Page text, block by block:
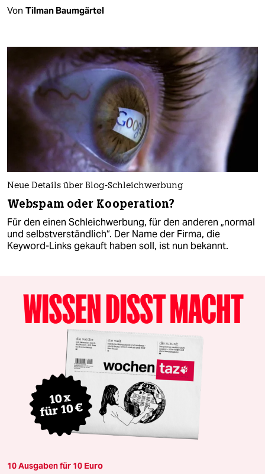
Von Tilman Baumgärtel
Neue Details über Blog-Schleichwerbung
Webspam oder Kooperation?
Für den einen Schleichwerbung, für den anderen „normal
und selbstverständlich“. Der Name der Firma, die
Keyword-Links gekauft haben soll, ist nun bekannt.
10 Ausgaben für 10 Euro